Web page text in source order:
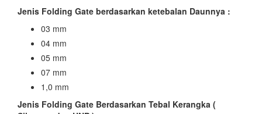
Jenis Folding Gate berdasarkan ketebalan Daunnya :
03 mm
04 mm
05 mm
07 mm
1,0 mm
Jenis Folding Gate Berdasarkan Tebal Kerangka (